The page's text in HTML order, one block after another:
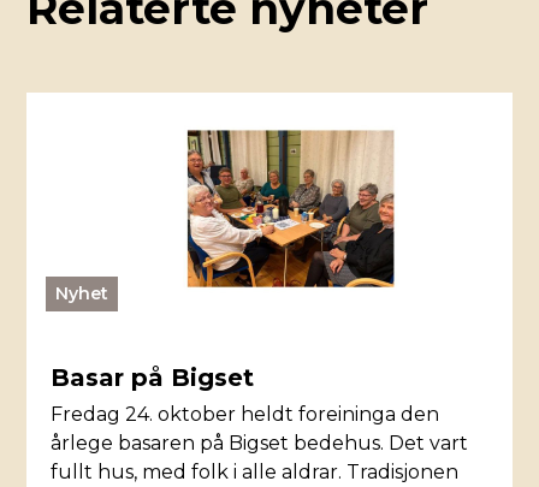
Nyhet
Basar på Bigset
Fredag 24. oktober heldt foreininga den
årlege basaren på Bigset bedehus. Det vart
fullt hus, med folk i alle aldrar. Tradisjonen